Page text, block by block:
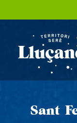
Sant